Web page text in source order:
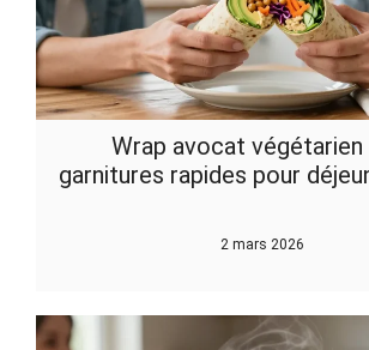
Wrap avocat végétarien
garnitures rapides pour
2 mars 2026